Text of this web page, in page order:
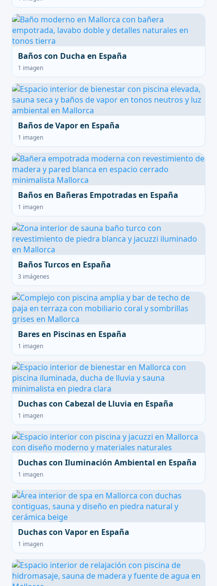
Baños con Ducha en España
1 imagen
Baños de Vapor en España
1 imagen
Baños en Bañeras Empotradas en España
1 imagen
Baños Turcos en España
3 imágenes
Bares en Piscinas en España
1 imagen
Duchas con Cabezal de Lluvia en España
1 imagen
Duchas con Iluminación Ambiental en España
1 imagen
Duchas con Vapor en España
1 imagen